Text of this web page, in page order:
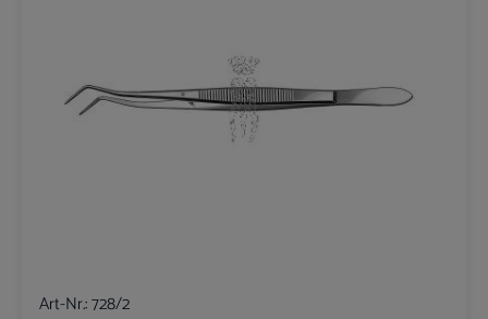
Art-Nr.:728/2